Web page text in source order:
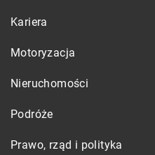
Kariera
Motoryzacja
Nieruchomości
Podróże
Prawo, rząd i polityka